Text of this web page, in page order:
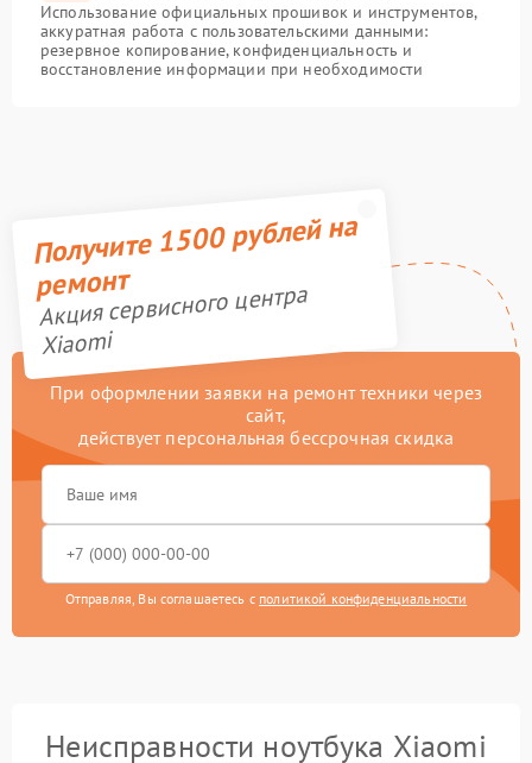
Использование официальных прошивок и инструментов,
аккуратная работа с пользовательскими данными:
резервное копирование, конфиденциальность и
восстановление информации при необходимости
Получите 1500 рублей на
ремонт
Акция сервисного центра
Xiaomi
При оформлении заявки на ремонт техники через
сайт,
действует персональная бессрочная скидка
Отправляя, Вы соглашаетесь с политикой конфиденциальности
Неисправности ноутбука Xiaomi